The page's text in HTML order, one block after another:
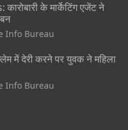
के मार्केटिंग एजेंट ने
Info Bureau
में देरी करने पर युवक ने महिला
Info Bureau